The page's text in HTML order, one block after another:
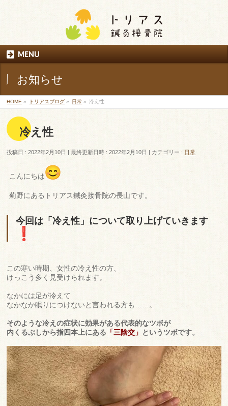
MENU
お知らせ
HOME » トリアスブログ » 日常 » 冷え性
冷え性
投稿日 : 2022年2月10日 最終更新日時 : 2022年2月10日 カテゴリー : 日常
こんにちは
薊野にあるトリアス鍼灸接骨院の長山です。
今回は「冷え性」について取り上げていきます
この寒い時期、女性の冷え性の方、
けっこう多く見受けられます。
なかには足が冷えて
なかなか眠りにつけないと言われる方も……。
そのような冷えの症状に効果がある代表的なツボが
内くるぶしから指四本上にある 「三陰交」 というツボです。